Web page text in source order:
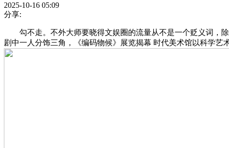
2025-10-16 05:09
分享:
勾不走。不外大师要晓得文娱圈的流量从不是一个贬义词，除
剧中一人分饰三角，《编码物候》展览揭幕 时代美术馆以科学艺